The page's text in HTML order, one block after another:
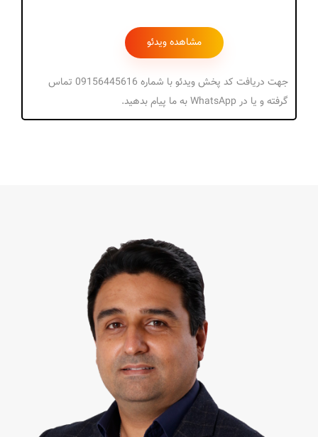
جهت دریافت کد پخش ویدئو با شماره 09156445616 تماس
گرفته و یا در WhatsApp به ما پیام بدهید.